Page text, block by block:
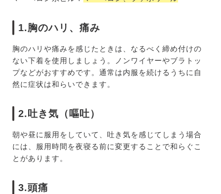
1.胸のハリ、痛み
胸のハリや痛みを感じたときは、なるべく締め付けの
ない下着を使用しましょう。ノンワイヤーやブラトッ
プなどがおすすめです。通常は内服を続けるうちに自
然に症状は和らいできます。
2.吐き気（嘔吐）
朝や昼に服用をしていて、吐き気を感じてしまう場合
には、服用時間を夜寝る前に変更することで和らぐこ
とがあります。
3.頭痛